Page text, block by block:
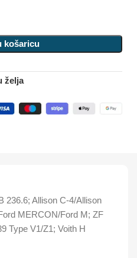
košaricu
želja
236.6; Allison C-4/Allison
MERCON/Ford M; ZF
Type V1/Z1; Voith H